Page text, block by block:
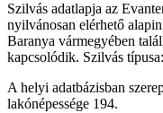
Szilvás adatlapja az
nyilvánosan elérhető
Baranya vármegyében
kapcsolódik. Szilvás
A helyi adatbázisban
lakónépessége 194.